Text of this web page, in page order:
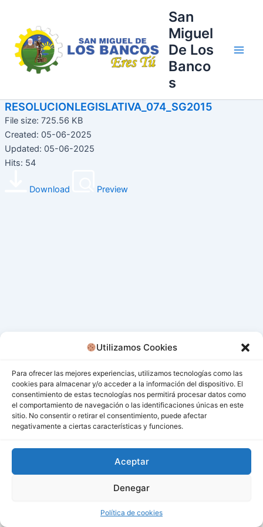
Utilizamos Cookies
Para ofrecer las mejores experiencias, utilizamos tecnologías como las
cookies para almacenar y/o acceder a la información del dispositivo. El
consentimiento de estas tecnologías nos permitirá procesar datos como
el comportamiento de navegación o las identificaciones únicas en este
sitio. No consentir o retirar el consentimiento, puede afectar
negativamente a ciertas características y funciones.
Aceptar
Denegar
Política de cookies
contenido
San
Miguel
De Los
Banco
s
RESOLUCIONLEGISLATIVA_074_SG2015
File size: 725.56 KB
Created: 05-06-2025
Updated: 05-06-2025
Hits: 54
Download Preview
Todos los derechos © 2026 San Miguel De Los Bancos |